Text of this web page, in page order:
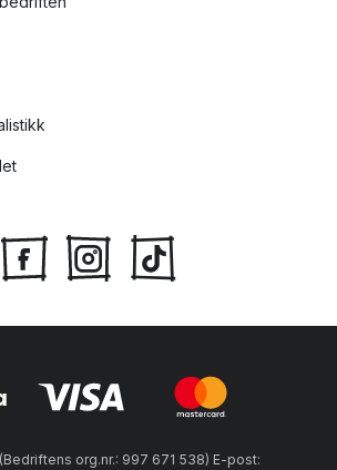
org.nr.: 997 671 538) E-post: